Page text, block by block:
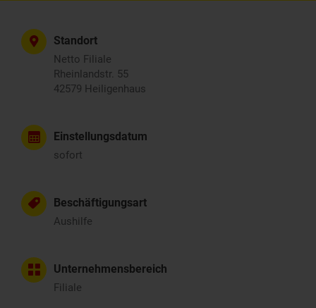
Standort
Netto Filiale
Rheinlandstr. 55
42579 Heiligenhaus
Einstellungsdatum
sofort
Beschäftigungsart
Aushilfe
Unternehmensbereich
Filiale